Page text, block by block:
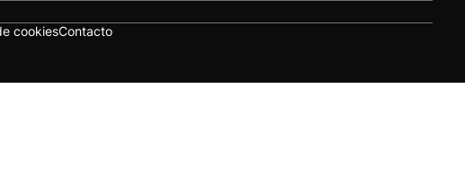
cookiesContacto